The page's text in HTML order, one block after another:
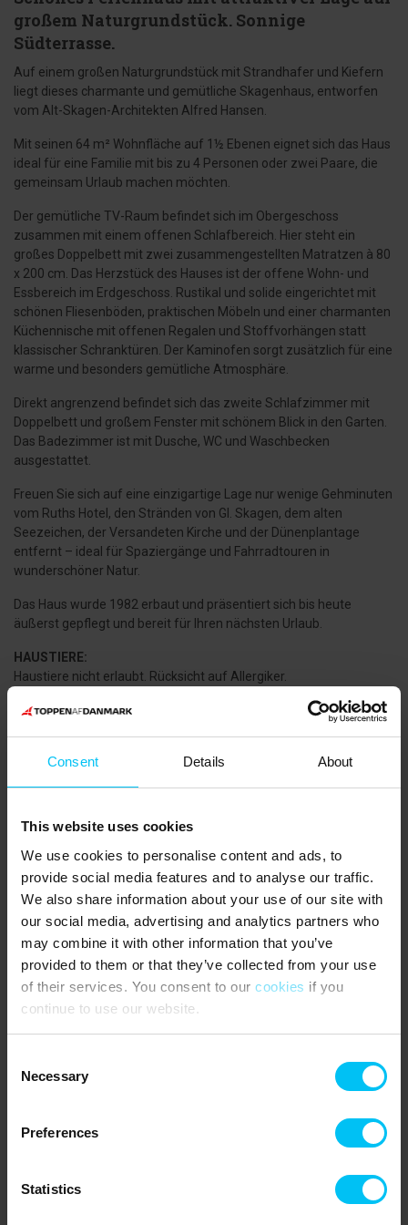
Consent Details About
This website uses cookies
We use cookies to personalise content and ads, to
provide social media features and to analyse our traffic.
We also share information about your use of our site with
our social media, advertising and analytics partners who
may combine it with other information that you’ve
provided to them or that they’ve collected from your use
of their services. You consent to our cookies if you
continue to use our website.
Selection
Necessary
Preferences
Statistics
großem Naturgrundstück. Sonnige
Südterrasse.
Auf einem großen Naturgrundstück mit Strandhafer und Kiefern
liegt dieses charmante und gemütliche Skagenhaus, entworfen
vom Alt-Skagen-Architekten Alfred Hansen.
Mit seinen 64 m² Wohnfläche auf 1½ Ebenen eignet sich das Haus
ideal für eine Familie mit bis zu 4 Personen oder zwei Paare, die
gemeinsam Urlaub machen möchten.
Der gemütliche TV-Raum befindet sich im Obergeschoss
zusammen mit einem offenen Schlafbereich. Hier steht ein
großes Doppelbett mit zwei zusammengestellten Matratzen à 80
x 200 cm. Das Herzstück des Hauses ist der offene Wohn- und
Essbereich im Erdgeschoss. Rustikal und solide eingerichtet mit
schönen Fliesenböden, praktischen Möbeln und einer charmanten
Küchennische mit offenen Regalen und Stoffvorhängen statt
klassischer Schranktüren. Der Kaminofen sorgt zusätzlich für eine
warme und besonders gemütliche Atmosphäre.
Direkt angrenzend befindet sich das zweite Schlafzimmer mit
Doppelbett und großem Fenster mit schönem Blick in den Garten.
Das Badezimmer ist mit Dusche, WC und Waschbecken
ausgestattet.
Freuen Sie sich auf eine einzigartige Lage nur wenige Gehminuten
vom Ruths Hotel, den Stränden von Gl. Skagen, dem alten
Seezeichen, der Versandeten Kirche und der Dünenplantage
entfernt – ideal für Spaziergänge und Fahrradtouren in
wunderschöner Natur.
Das Haus wurde 1982 erbaut und präsentiert sich bis heute
äußerst gepflegt und bereit für Ihren nächsten Urlaub.
HAUSTIERE:
Haustiere nicht erlaubt. Rücksicht auf Allergiker.
WISSENSWERTES:
abgerechnet.
Die Fliesenböden verfügen nicht über Fußbodenheizung. Im
Eingangsbereich steht ein Korb mit Hausschuhen zur freien
Nutzung bereit.
Keine Spülmaschine und keine Waschmaschine vorhanden.
EINKAUFSMÖGLICHKEITEN:
Bahnhaltepunkt Frederikshavnsvej 2,4 km
Agentur